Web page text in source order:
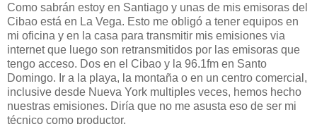
Como sabrán estoy en Santiago y unas de mis emisoras del
Cibao está en La Vega. Esto me obligó a tener equipos en
mi oficina y en la casa para transmitir mis emisiones via
internet que luego son retransmitidos por las emisoras que
tengo acceso. Dos en el Cibao y la 96.1fm en Santo
Domingo. Ir a la playa, la montaña o en un centro comercial,
inclusive desde Nueva York multiples veces, hemos hecho
nuestras emisiones. Diría que no me asusta eso de ser mi
técnico como productor.